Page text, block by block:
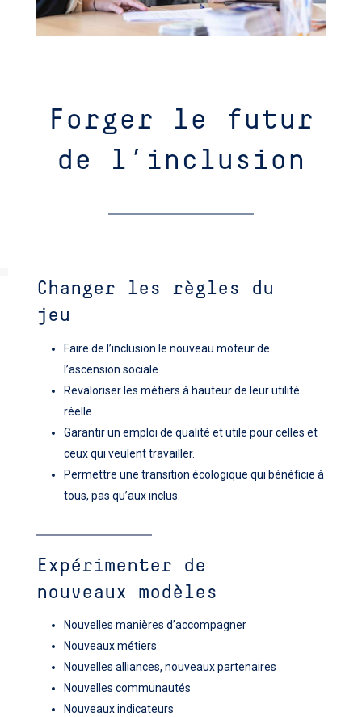
Forger le futur
de l’inclusion
Changer les règles du
jeu
Faire de l’inclusion le nouveau moteur de
l’ascension sociale.
Revaloriser les métiers à hauteur de leur utilité
réelle.
Garantir un emploi de qualité et utile pour celles et
ceux qui veulent travailler.
Permettre une transition écologique qui bénéficie à
tous, pas qu’aux inclus.
Expérimenter de
nouveaux modèles
Nouvelles manières d’accompagner
Nouveaux métiers
Nouvelles alliances, nouveaux partenaires
Nouvelles communautés
Nouveaux indicateurs